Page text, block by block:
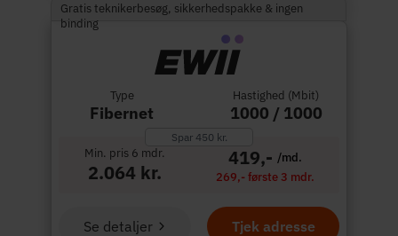
Gratis teknikerbesøg, sikkerhedspakke & ingen
binding
Type
Fibernet
Hastighed (Mbit)
1000 / 1000
Spar 450 kr.
Min. pris 6 mdr.
2.064 kr.
419,- /md.
269,- første 3 mdr.
Tjek adresse
Se detaljer